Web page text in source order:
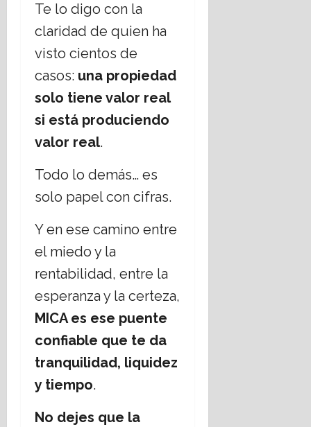
Te lo digo con la
claridad de quien ha
visto cientos de
casos: una propiedad
solo tiene valor real
si está produciendo
valor real.
Todo lo demás… es
solo papel con cifras.
Y en ese camino entre
el miedo y la
rentabilidad, entre la
esperanza y la certeza,
MICA es ese puente
confiable que te da
tranquilidad, liquidez
y tiempo.
No dejes que la